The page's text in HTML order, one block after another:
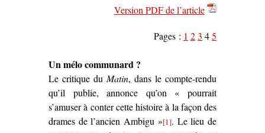
Version PDF de l’article
Pages : 1 23 45
Un mélo communard ?
Le critique du Matin, dans le compte-rendu
qu’il publie, annonce qu’on « pourrait
s’amuser à conter cette histoire à la façon des
drames de l’ancien Ambigu »[1]. Le lieu de